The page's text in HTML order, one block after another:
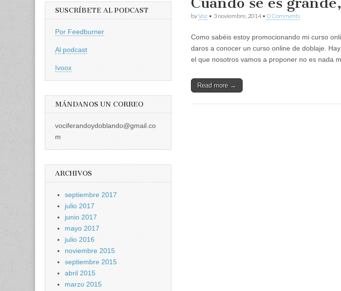
byVoz • 3 noviembre, 2014• 0 Comments
Como sabéis estoy promocionando mi curso
daros a conocer un curso online de doblaje.
el que nosotros vamos a proponer no es nada
Read more →
SUSCRÍBETE AL PODCAST
Por Feedburner
Al podcast
Ivoox
MÁNDANOS UN CORREO
vociferandoydoblando@gmail.co
m
ARCHIVOS
septiembre 2017
julio 2017
junio 2017
mayo 2017
julio 2016
noviembre 2015
septiembre 2015
abril 2015
marzo 2015